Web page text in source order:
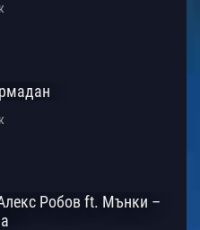
Робов ft. Мънки –